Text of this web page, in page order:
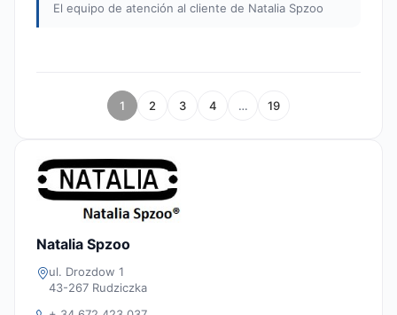
El equipo de atención al cliente de Natalia Spzoo
1 2 3 4 … 19
Natalia Spzoo
ul. Drozdow 1
43-267 Rudziczka